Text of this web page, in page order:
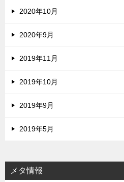
2020年10月
2020年9月
2019年11月
2019年10月
2019年9月
2019年5月
メタ情報